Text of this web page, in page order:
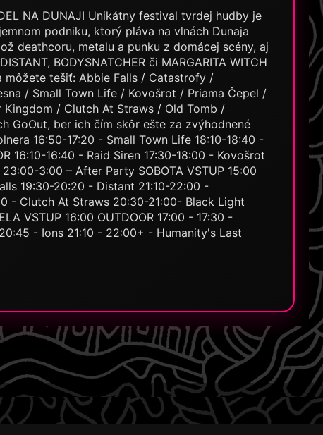
NA DUNAJI Unikátny festival tvrdej hudby je
podniku, ktorý pláva na vlnách Dunaja
deathcoru, metalu a punku z domácej scény, aj
BODYSNATCHER či MARGARITA WITCH
môžete tešiť: Abbie Falls / Catastrofy /
/ Small Town Life / Kovošrot / Priama Čepel /
/ Clutch At Straws / Old Tomb /
GoOut, ber ich čím skôr ešte za zvýhodnené
16:50-17:20 - Small Town Life 18:10-18:40 -
16:10-16:40 - Raid Siren 17:30-18:00 - Kovošrot
3:00 – After Party SOBOTA VSTUP 15:00
19:30-20:20 - Distant 21:10-22:00 -
- Clutch At Straws 20:30-21:00- Black Light
VSTUP 16:00 OUTDOOR 17:00 - 17:30 -
- Ions 21:10 - 22:00+ - Humanity's Last